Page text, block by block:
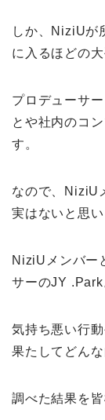
しか、NiziUが
に入るほどの
プロデューサ
とや社内のコ
す。
なので、NiziU
実はないと思い
NiziUメンバー
サーのJY .Park
気持ち悪い行
果たしてどん
調べた結果を